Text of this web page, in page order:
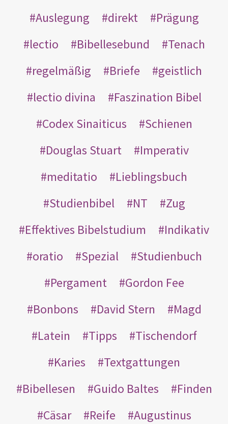
Auslegung
direkt
Prägung
lectio
Bibellesebund
Tenach
regelmäßig
Briefe
geistlich
lectio divina
Faszination Bibel
Codex Sinaiticus
Schienen
Douglas Stuart
Imperativ
meditatio
Lieblingsbuch
Studienbibel
NT
Zug
Effektives Bibelstudium
Indikativ
oratio
Spezial
Studienbuch
Pergament
Gordon Fee
Bonbons
David Stern
Magd
Latein
Tipps
Tischendorf
Karies
Textgattungen
Bibellesen
Guido Baltes
Finden
Cäsar
Reife
Augustinus